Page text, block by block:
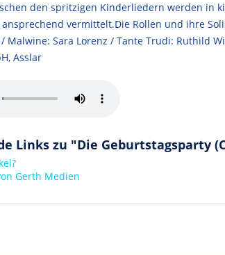
den spritzigen Kinderliedern werden in
vermittelt.Die Rollen und ihre
Malwine: Sara Lorenz / Tante Trudi: Ruthild
Asslar
Links zu "Die Geburtstagsparty
Gerth Medien